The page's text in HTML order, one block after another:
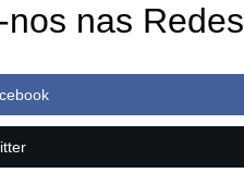
nos nas Redes